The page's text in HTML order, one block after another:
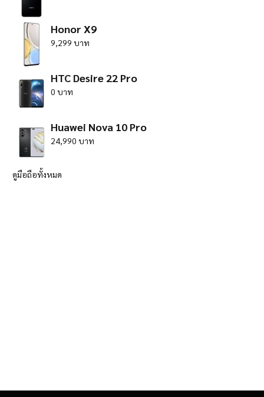
Honor X9
9,299 บาท
HTC Desire 22 Pro
0 บาท
Huawei Nova 10 Pro
24,990 บาท
ดูมือถือทั้งหมด